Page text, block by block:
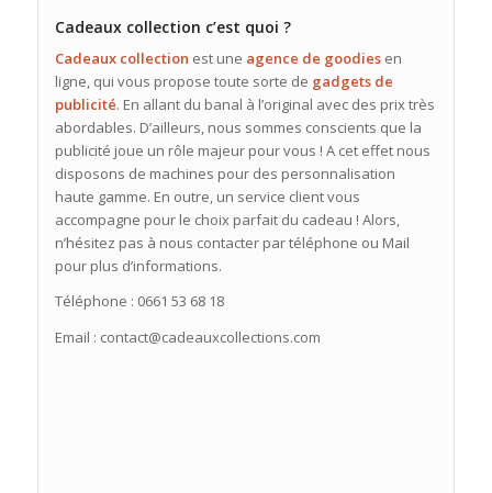
Cadeaux collection c’est quoi ?
Cadeaux collection est une agence de goodiesen
ligne, qui vous propose toute sorte de gadgets de
publicité. En allant du banal à l’original avec des prix très
abordables. D’ailleurs, nous sommes conscients que la
publicité joue un rôle majeur pour vous ! A cet effet nous
disposons de machines pour des personnalisation
haute gamme. En outre, un service client vous
accompagne pour le choix parfait du cadeau ! Alors,
n’hésitez pas à nous contacter par téléphone ou Mail
pour plus d’informations.
Téléphone : 0661 53 68 18
Email : contact@cadeauxcollections.com